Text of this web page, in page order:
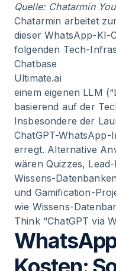
Quelle: Chatarmin
Chatarmin arbeitet
dieser WhatsApp-KI-
folgenden Tech-
Chatbase
Ultimate.ai
einem eigenen LLM
basierend auf der
Insbesondere der
ChatGPT-
erregt. Alternative
wären Quizzes,
Wissens-
und Gamification-
wie Wissens-
Think “ChatGPT via